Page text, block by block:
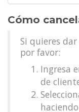
Cómo
Si quieres
por favor:
Ingresa
de